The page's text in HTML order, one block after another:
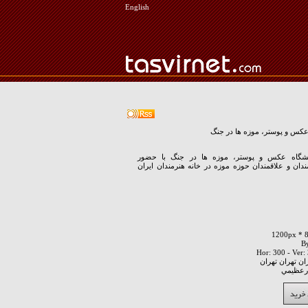
English
عکس و پوستر، موزه ها در جنگ
عکس و پوستر، موزه ها در جنگ با حضور
و علاقمندان حوزه موزه در خانه هنرمندان ایران
تهران تهران